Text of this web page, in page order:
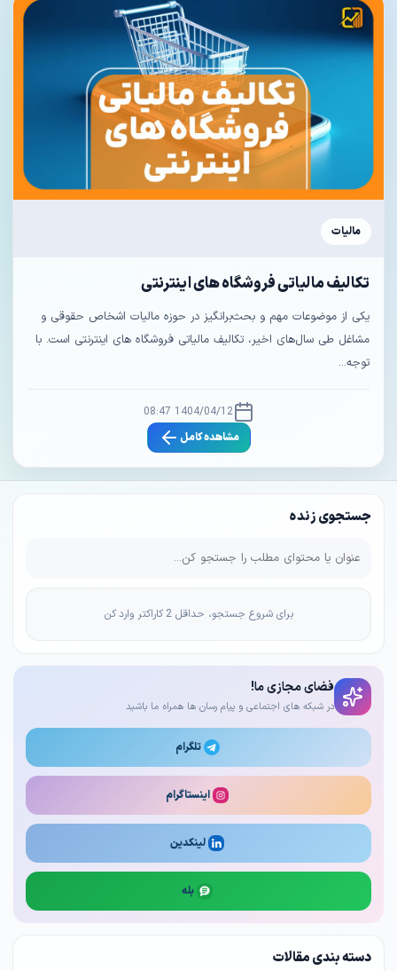
جستجوی زنده
برای شروع جستجو، حداقل 2 کاراکتر وارد کن
فضای مجازی ما!
در شبکه های اجتماعی و پیام رسان ها همراه ما باشید
تلگرام
اینستاگرام
لینکدین
بله
دسته بندی مقالات
مالیات
تکالیف مالیاتی فروشگاه‌ های اینترنتی
یکی از موضوعات مهم و بحث‌برانگیز در حوزه مالیات اشخاص حقوقی و
مشاغل طی سال‌های اخیر، تکالیف مالیاتی فروشگاه‌ های اینترنتی است. با
توجه...
1404/04/12 08:47
مشاهده کامل